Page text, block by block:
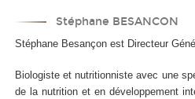
Stéphane BESANCON
Stéphane Besançon est Directeur
Biologiste et nutritionniste avec une
de la nutrition et en développement